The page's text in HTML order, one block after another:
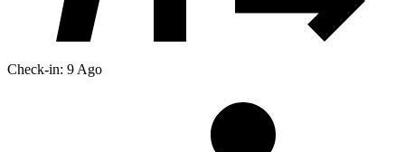
Check-in: 9 Ago